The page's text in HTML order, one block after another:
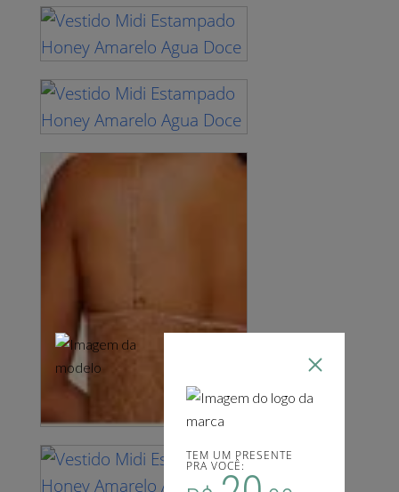
TEM UM PRESENTE
PRA VOCÊ: